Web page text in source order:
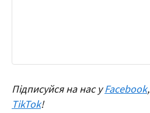
Підписуйся на нас уFacebook,
TikTok!